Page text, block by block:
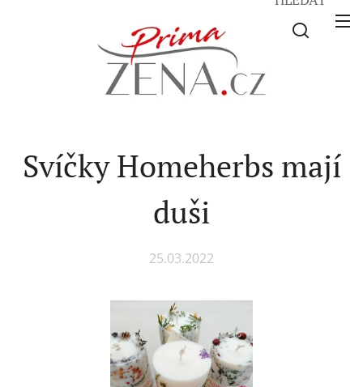
Svíčky Homeherbs mají
duši
25.03.2022